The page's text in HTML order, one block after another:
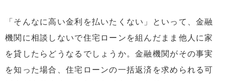
「そんなに高い金利を払いたくない」といって、金融
機関に相談しないで住宅ローンを組んだまま他人に家
を貸したらどうなるでしょうか。金融機関がその事実
を知った場合、住宅ローンの一括返済を求められる可